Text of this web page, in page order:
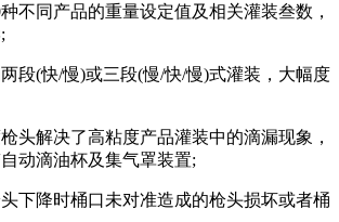
不同产品的重量设定值及相关灌装叁数，
段(快/慢)或三段(慢/快/慢)式灌装，大幅度
头解决了高粘度产品灌装中的滴漏现象，
动滴油杯及集气罩装置;
下降时桶口未对准造成的枪头损坏或者桶